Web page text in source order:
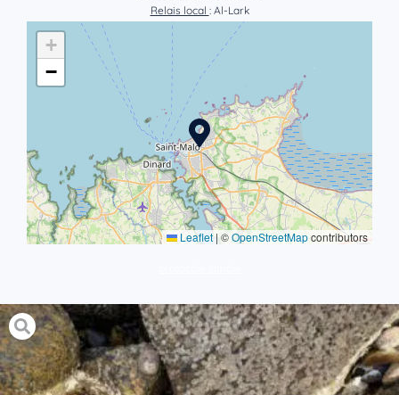
Relais local : Al-Lark
+
−
Leaflet|©OpenStreetMapcontributors